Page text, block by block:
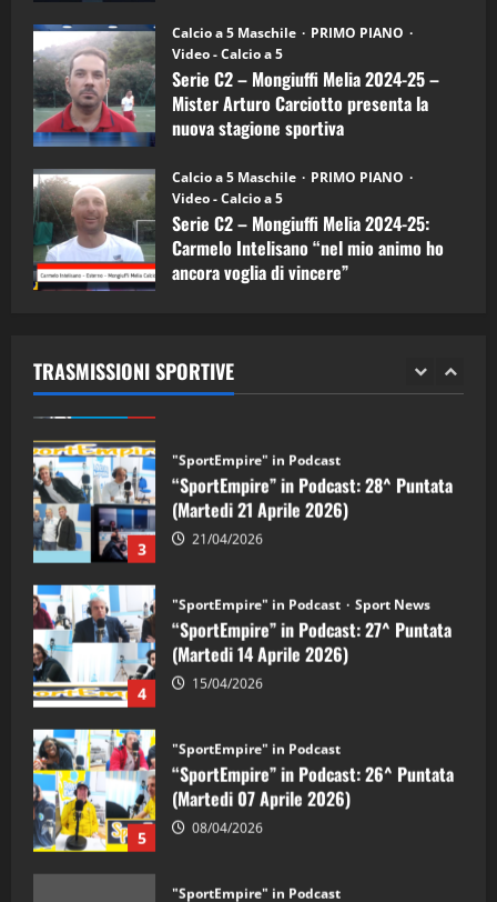
Calcio a 5 Maschile
PRIMO PIANO
Video - Calcio a 5
Serie C2 – Mongiuffi Melia 2024-25 –
Mister Arturo Carciotto presenta la
nuova stagione sportiva
Calcio a 5 Maschile
PRIMO PIANO
Video - Calcio a 5
Serie C2 – Mongiuffi Melia 2024-25:
Carmelo Intelisano “nel mio animo ho
ancora voglia di vincere”
TRASMISSIONI SPORTIVE
5
“SportEmpire” in Podcast: 26^ Puntata
(Martedi 07 Aprile 2026)
08/04/2026
1
“SportEmpire” in Podcast: 30^ Puntata
(Martedi 05 Maggio 2026)
08/05/2026
2 28/04/2026
3
“SportEmpire” in Podcast: 28^ Puntata
(Martedi 21 Aprile 2026)
21/04/2026
4
“SportEmpire” in Podcast: 27^ Puntata
(Martedi 14 Aprile 2026)
15/04/2026
5
“SportEmpire” in Podcast: 26^ Puntata
(Martedi 07 Aprile 2026)
08/04/2026
“SportEmpire” in Podcast: 30^ Puntata